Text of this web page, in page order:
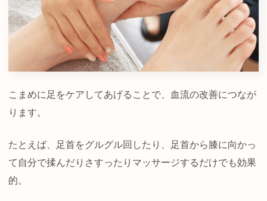
こまめに足をケアしてあげることで、血流の改善につなが
ります。
たとえば、足首をグルグル回したり、足首から膝に向かっ
て自分で揉んだりさすったりマッサージするだけでも効果
的。